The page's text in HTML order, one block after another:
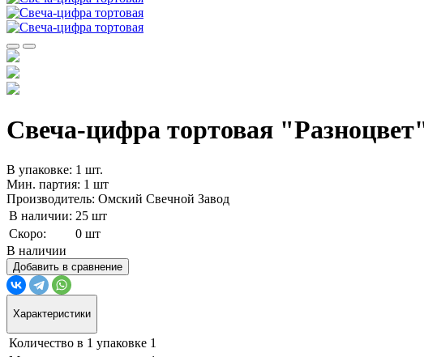
Свеча-цифра тортовая
В упаковке: 1 шт.
Мин. партия: 1 шт
Производитель: Омский Свечной Завод
В наличии: 25 шт
Скоро:
0 шт
В наличии
Добавить в сравнение
Характеристики
Количество в 1 упаковке 1